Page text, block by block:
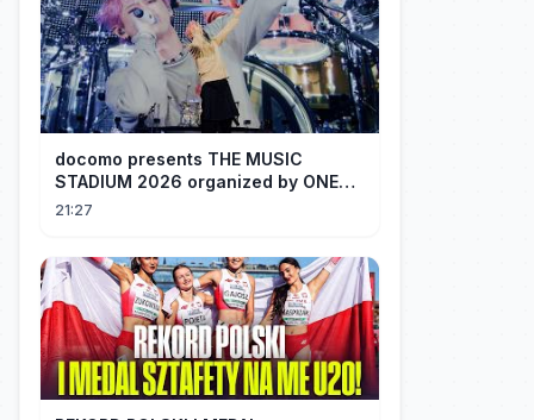
docomo presents THE MUSIC
STADIUM 2026 organized by ONE
OK ROCK [Recap]
21:27